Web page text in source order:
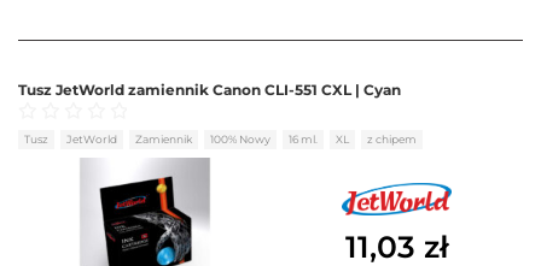
Tusz JetWorld zamiennik Canon CLI-551 CXL | Cyan
Oceniono 0na 5
Tusz JetWorld Zamiennik 100% Nowy 16 ml. XL z chipem
11,03 zł